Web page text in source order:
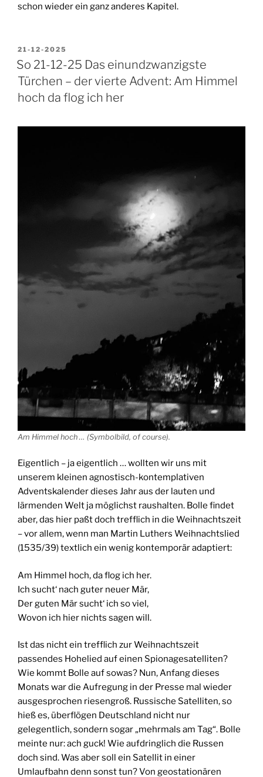
schon wieder ein ganz anderes Kapitel.
VERÖFFENTLICHT
AM
21-12-2025
So 21-12-25 Das einundzwanzigste
Türchen – der vierte Advent: Am Himmel
hoch da flog ich her
Am Himmel hoch … (Symbolbild, of course).
Eigentlich – ja eigentlich … wollten wir uns mit
unserem kleinen agnostisch-kontemplativen
Adventskalender dieses Jahr aus der lauten und
lärmenden Welt ja möglichst raushalten. Bolle findet
aber, das hier paßt doch trefflich in die Weihnachtszeit
– vor allem, wenn man Martin Luthers Weihnachtslied
(1535/39) textlich ein wenig kontemporär adaptiert:
Am Himmel hoch, da flog ich her.
Ich sucht‘ nach guter neuer Mär,
Der guten Mär sucht‘ ich so viel,
Wovon ich hier nichts sagen will.
Ist das nicht ein trefflich zur Weihnachtszeit
passendes Hohelied auf einen Spionagesatelliten?
Wie kommt Bolle auf sowas? Nun, Anfang dieses
Monats war die Aufregung in der Presse mal wieder
ausgesprochen riesengroß. Russische Satelliten, so
hieß es, überflögen Deutschland nicht nur
gelegentlich, sondern sogar „mehrmals am Tag“. Bolle
meinte nur: ach guck! Wie aufdringlich die Russen
doch sind. Was aber soll ein Satellit in einer
Umlaufbahn denn sonst tun? Von geostationären